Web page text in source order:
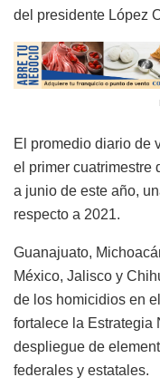
del presidente López
El promedio diario de
el primer cuatrimestre
a junio de este año,
respecto a 2021.
Guanajuato,
México, Jalisco y
de los homicidios en
fortalece la Estrategia
despliegue de
federales y estatales.